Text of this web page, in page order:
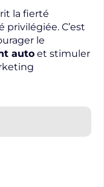
la fierté
C’est
le
auto et stimuler